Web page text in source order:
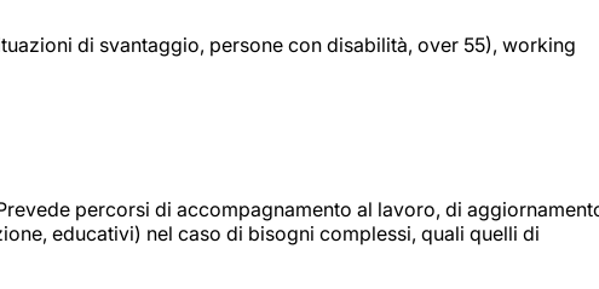
di svantaggio, persone con disabilità, over 55), working
percorsi di accompagnamento al lavoro, di
educativi) nel caso di bisogni complessi, quali quelli di